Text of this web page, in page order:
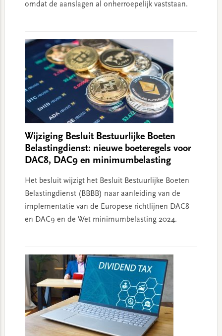
omdat de aanslagen al onherroepelijk vaststaan.
Wijziging Besluit Bestuurlijke Boeten
Belastingdienst: nieuwe boeteregels voor
DAC8, DAC9 en minimumbelasting
Het besluit wijzigt het Besluit Bestuurlijke Boeten
Belastingdienst (BBBB) naar aanleiding van de
implementatie van de Europese richtlijnen DAC8
en DAC9 en de Wet minimumbelasting 2024.